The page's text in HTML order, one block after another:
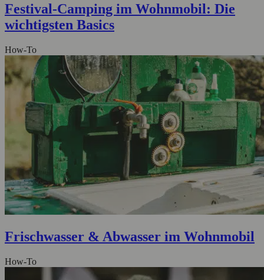
Festival-Camping im Wohnmobil: Die
wichtigsten Basics
How-To
Frischwasser & Abwasser im Wohnmobil
How-To